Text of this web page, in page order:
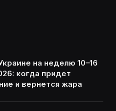
на неделю 10–16
когда придет
и вернется жара